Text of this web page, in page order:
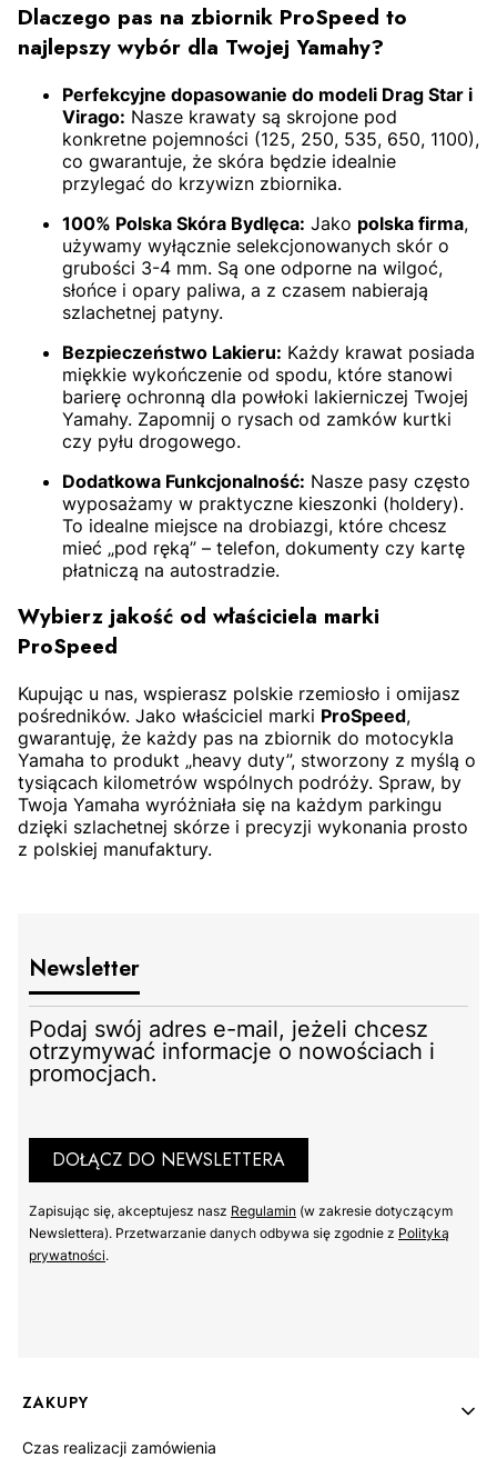
Dlaczego pas na zbiornik ProSpeed to
najlepszy wybór dla Twojej Yamahy?
Perfekcyjne dopasowanie do modeli Drag Star i
Virago: Nasze krawaty są skrojone pod
konkretne pojemności (125, 250, 535, 650, 1100),
co gwarantuje, że skóra będzie idealnie
przylegać do krzywizn zbiornika.
100% Polska Skóra Bydlęca: Jako polska firma,
używamy wyłącznie selekcjonowanych skór o
grubości 3-4 mm. Są one odporne na wilgoć,
słońce i opary paliwa, a z czasem nabierają
szlachetnej patyny.
Bezpieczeństwo Lakieru: Każdy krawat posiada
miękkie wykończenie od spodu, które stanowi
barierę ochronną dla powłoki lakierniczej Twojej
Yamahy. Zapomnij o rysach od zamków kurtki
czy pyłu drogowego.
Dodatkowa Funkcjonalność: Nasze pasy często
wyposażamy w praktyczne kieszonki (holdery).
To idealne miejsce na drobiazgi, które chcesz
mieć „pod ręką” – telefon, dokumenty czy kartę
płatniczą na autostradzie.
Wybierz jakość od właściciela marki
ProSpeed
Kupując u nas, wspierasz polskie rzemiosło i omijasz
pośredników. Jako właściciel marki ProSpeed,
gwarantuję, że każdy pas na zbiornik do motocykla
Yamaha to produkt „heavy duty”, stworzony z myślą o
tysiącach kilometrów wspólnych podróży. Spraw, by
Twoja Yamaha wyróżniała się na każdym parkingu
dzięki szlachetnej skórze i precyzji wykonania prosto
z polskiej manufaktury.
Newsletter
Podaj swój adres e-mail, jeżeli chcesz
otrzymywać informacje o nowościach i
promocjach.
DOŁĄCZ DO NEWSLETTERA
Zapisując się, akceptujesz nasz ​ Regulamin ​​​ (w zakresie dotyczącym
Newslettera). Przetwarzanie danych odbywa się zgodnie z ​ Polityką
prywatności​​​.
Linki w stopce
ZAKUPY
Czas realizacji zamówienia